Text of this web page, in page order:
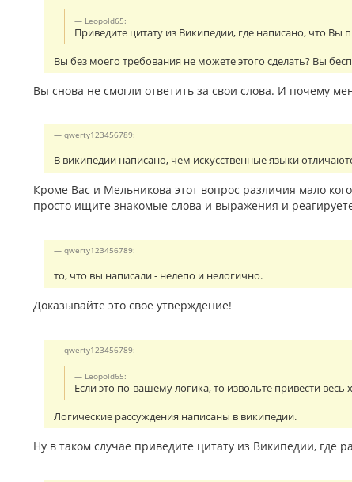
Leopold65:
Приведите цитату из Википедии, где написано, что Вы
Вы без моего требования не можете этого сделать? Вы
Вы снова не смогли ответить за свои слова. И почему
qwerty123456789:
В википедии написано, чем искусственные языки
Кроме Вас и Мельникова этот вопрос различия мало
просто ищите знакомые слова и выражения и
qwerty123456789:
то, что вы написали - нелепо и нелогично.
Доказывайте это свое утверждение!
qwerty123456789:
Leopold65:
Если это по-вашему логика, то извольте привести весь
Логические рассуждения написаны в википедии.
Ну в таком случае приведите цитату из Википедии, где